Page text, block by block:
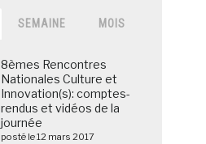
SEMAINE MOIS
8èmes Rencontres
Nationales Culture et
Innovation(s): comptes-
rendus et vidéos de la
journée
posté le 12 mars 2017